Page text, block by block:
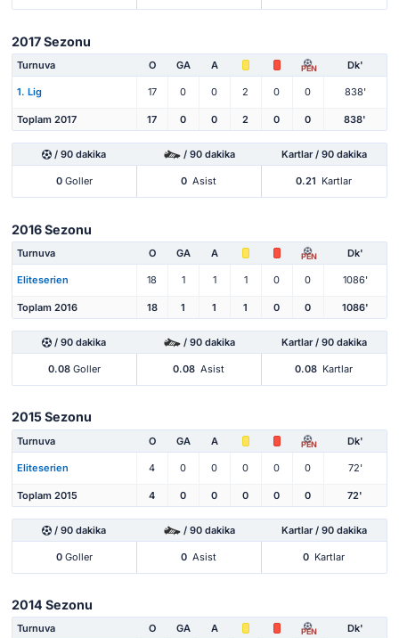
2017 Sezonu
Turnuva O GA A PEN Dk'
1. Lig 17 0 0 2 0 0 838'
Toplam 2017 17 0 0 2 0 0 838'
/ 90 dakika / 90 dakika Kartlar / 90 dakika
0Goller 0 Asist 0.21 Kartlar
2016 Sezonu
Turnuva O GA A PEN Dk'
Eliteserien 18 1 1 1 0 0 1086'
Toplam 2016 18 1 1 1 0 0 1086'
/ 90 dakika / 90 dakika Kartlar / 90 dakika
0.08Goller 0.08 Asist 0.08 Kartlar
2015 Sezonu
Turnuva O GA A PEN Dk'
Eliteserien 4 0 0 0 0 0 72'
Toplam 2015 4 0 0 0 0 0 72'
/ 90 dakika / 90 dakika Kartlar / 90 dakika
0Goller 0 Asist 0 Kartlar
2014 Sezonu
Turnuva O GA A PEN Dk'